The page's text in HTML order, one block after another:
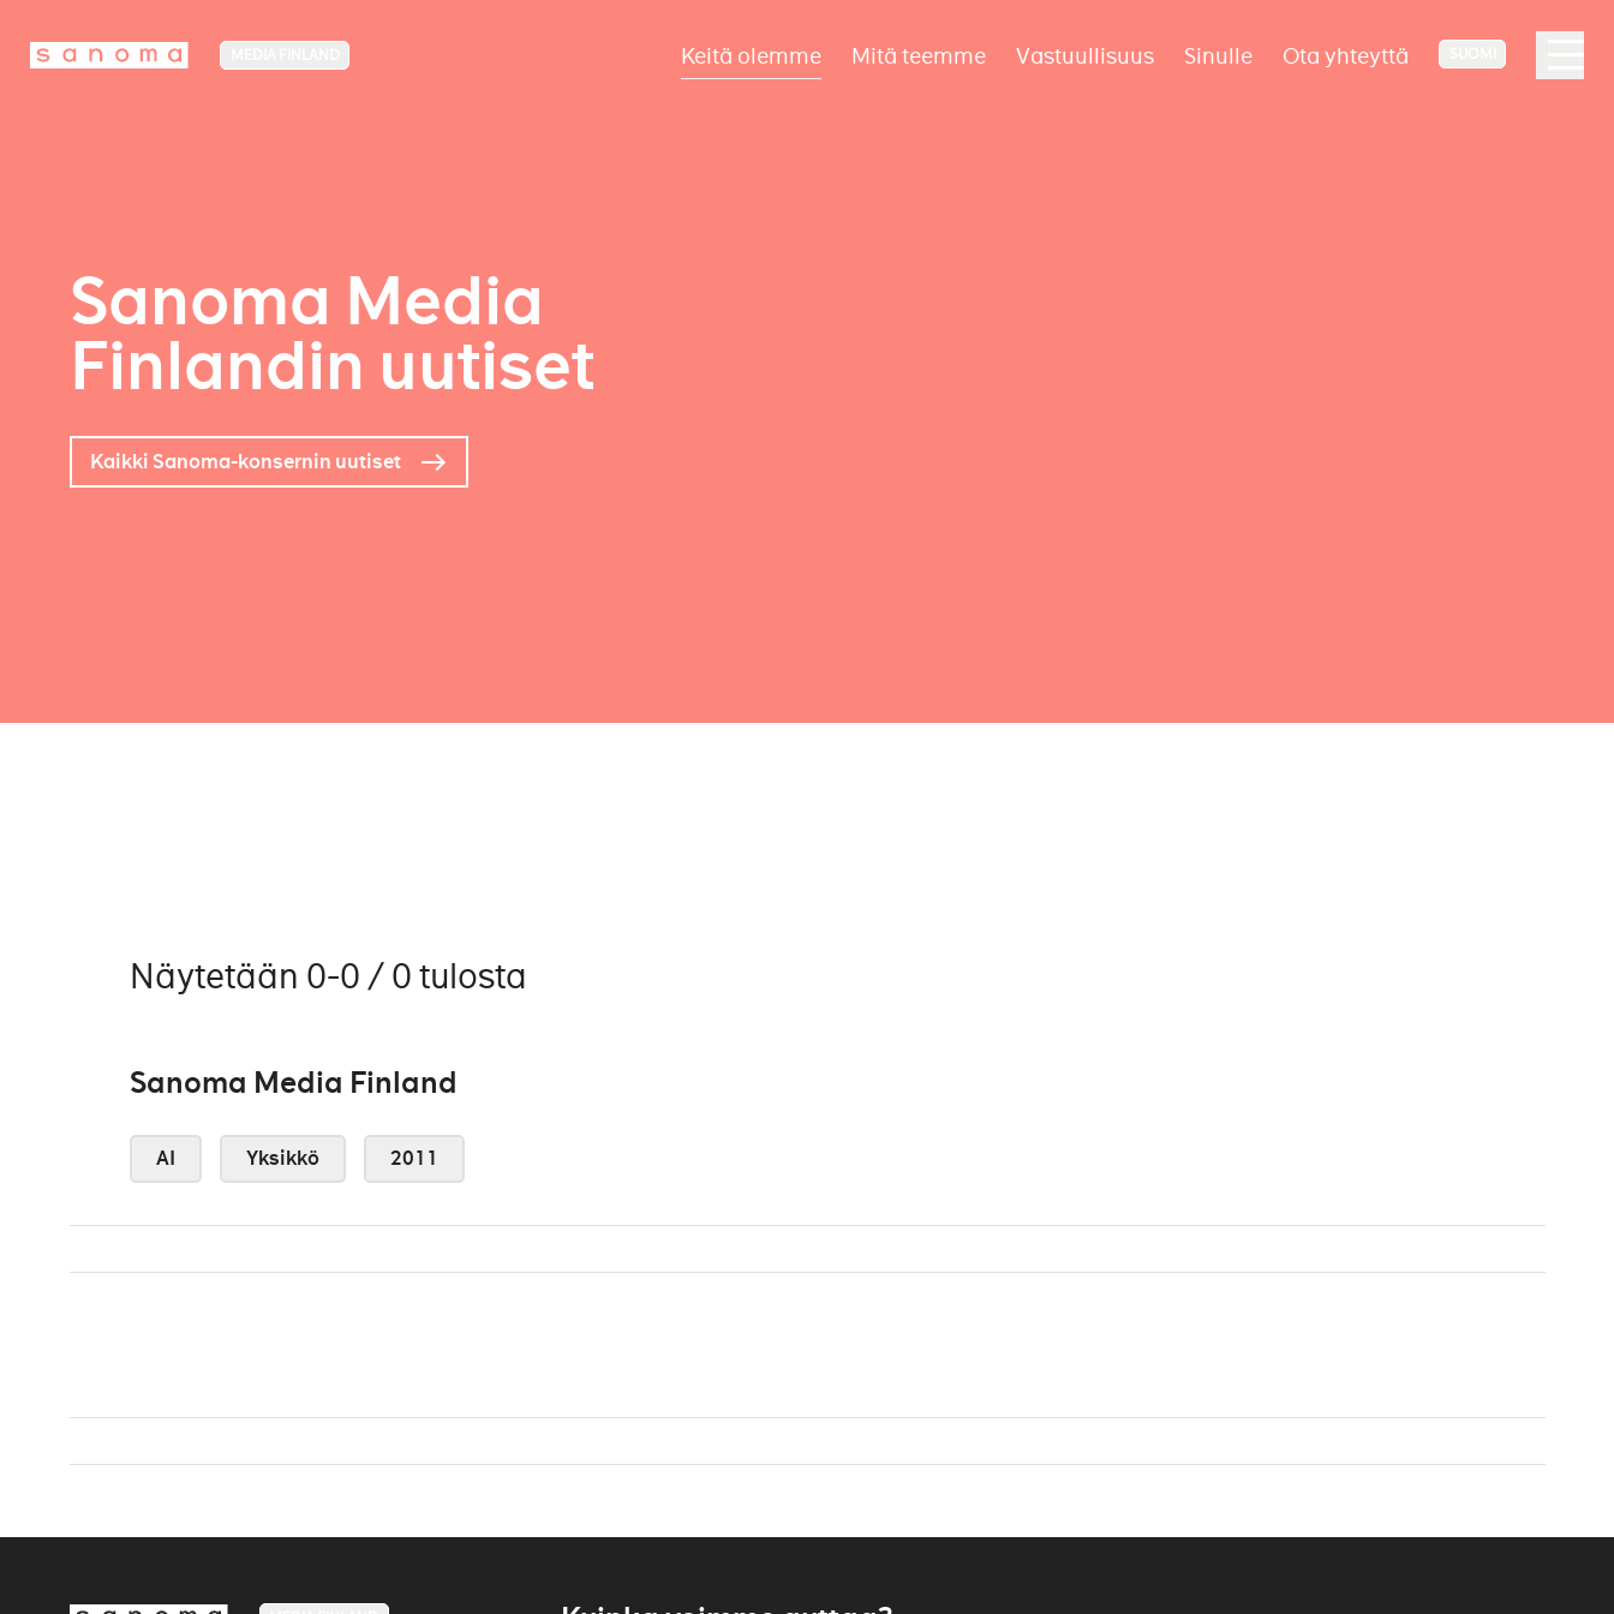
Keitä olemme Mitä teemme Vastuullisuus Sinulle Ota yhteyttä
Sanoma Media
Finlandin uutiset
Kaikki Sanoma-konsernin uutiset
Näytetään 0-0 / 0 tulosta
Sanoma Media Finland
AI Yksikkö 2011